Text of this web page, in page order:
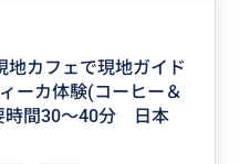
地カフェで現地ガイド
ーカ体験(コーヒー＆
時間30～40分 日本